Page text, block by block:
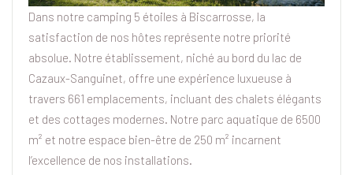
Dans notre camping 5 étoiles à Biscarrosse, la
satisfaction de nos hôtes représente notre priorité
absolue. Notre établissement, niché au bord du lac de
Cazaux-Sanguinet, offre une expérience luxueuse à
travers 661 emplacements, incluant des chalets élégants
et des cottages modernes. Notre parc aquatique de 6500
m² et notre espace bien-être de 250 m² incarnent
l’excellence de nos installations.